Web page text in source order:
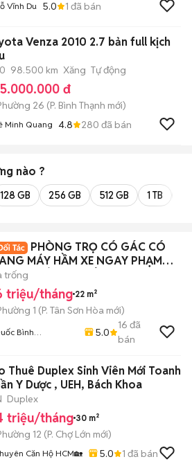
Vĩnh Du 5.0 1 đã bán
Venza 2010 2.7 bản full kịch
98.500 km Xăng Tự động
đ
26 (P. Bình Thạnh mới)
Minh Quang 4.8 280 đã bán
nào ?
128 GB 256 GB 512 GB 1 TB
PHÒNG TRỌ CÓ GÁC CÓ
MÁY HẦM XE NGAY PHẠM
HAI GIÁ SINH VIÊN
trống
triệu/tháng 22 m²
1 (P. Tân Sơn Hòa mới)
Bình
5.0
16 đã
bán
Thuê Duplex Sinh Viên Mới Toanh
Y Dược , UEH, Bách Khoa
Duplex
triệu/tháng 30 m²
12 (P. Chợ Lớn mới)
Căn Hộ HCM🏡 5.0 1 đã bán